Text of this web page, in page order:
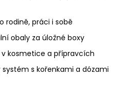
rodině, práci i sobě
obaly za úložné boxy
kosmetice a přípravcích
s kořenkami a dózami